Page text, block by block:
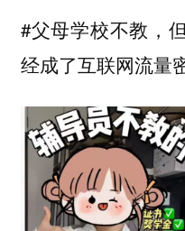
#父母学校不教，
经成了互联网流量